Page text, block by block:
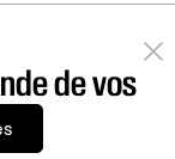
de vos